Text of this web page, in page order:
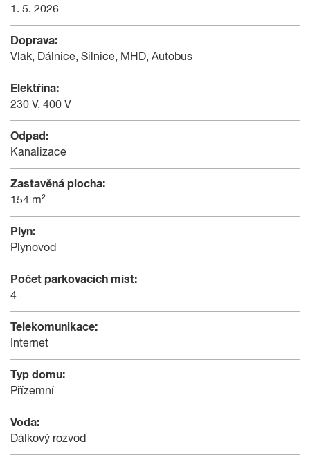
1. 5. 2026
Doprava:
Vlak, Dálnice, Silnice, MHD, Autobus
Elektřina:
230 V, 400 V
Odpad:
Kanalizace
Zastavěná plocha:
154 m²
Plyn:
Plynovod
Počet parkovacích míst:
4
Telekomunikace:
Internet
Typ domu:
Přízemní
Voda:
Dálkový rozvod